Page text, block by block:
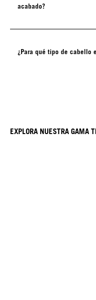
acabado?
¿Para qué tipo de cabello
EXPLORA NUESTRA GAMA